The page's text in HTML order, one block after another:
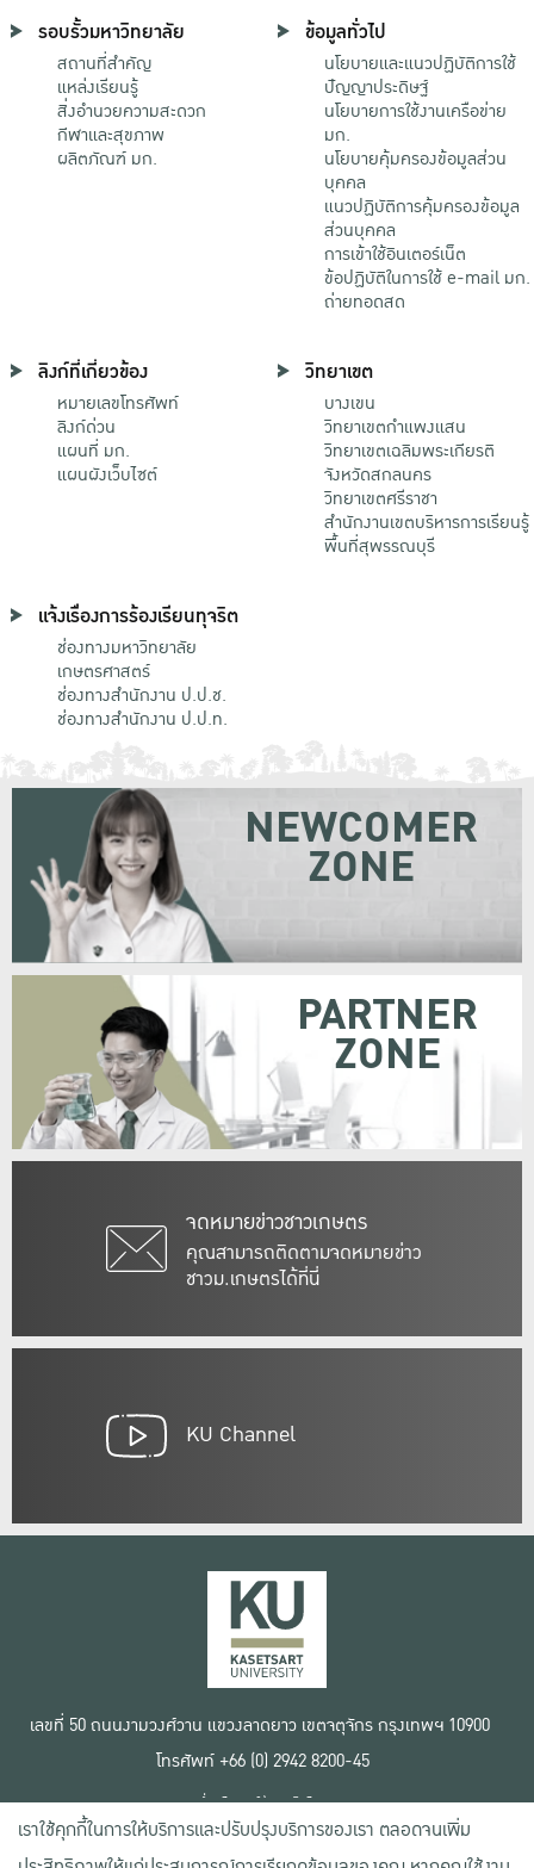
รอบรั้วมหาวิทยาลัย
สถานที่สำคัญ
แหล่งเรียนรู้
สิ่งอำนวยความสะดวก
กีฬาและสุขภาพ
ผลิตภัณฑ์ มก.
ข้อมูลทั่วไป
นโยบายและแนวปฏิบัติการใช้
ปัญญาประดิษฐ์
นโยบายการใช้งานเครือข่าย
มก.
นโยบายคุ้มครองข้อมูลส่วน
บุคคล
แนวปฏิบัติการคุ้มครองข้อมูล
ส่วนบุคคล
การเข้าใช้อินเตอร์เน็ต
ข้อปฏิบัติในการใช้ e-mail มก.
ถ่ายทอดสด
ลิงก์ที่เกี่ยวข้อง
หมายเลขโทรศัพท์
ลิงก์ด่วน
แผนที่ มก.
แผนผังเว็บไซต์
วิทยาเขต
บางเขน
วิทยาเขตกําแพงแสน
วิทยาเขตเฉลิมพระเกียรติ
จังหวัดสกลนคร
วิทยาเขตศรีราชา
สำนักงานเขตบริหารการเรียนรู้
พื้นที่สุพรรณบุรี
แจ้งเรื่องการร้องเรียนทุจริต
ช่องทางมหาวิทยาลัย
เกษตรศาสตร์
ช่องทางสำนักงาน ป.ป.ช.
ช่องทางสำนักงาน ป.ป.ท.
จดหมายข่าวชาวเกษตร
คุณสามารถติดตามจดหมายข่าว
ชาวม.เกษตรได้ที่นี่
NEWCOMER
ZONE
PARTNER
ZONE
KU Channel
เลขที่ 50 ถนนงามวงศ์วาน แขวงลาดยาว เขตจตุจักร กรุงเทพฯ 10900
โทรศัพท์ +66 (0) 2942 8200-45
เงื่อนไขการใช้งานเว็บไซต์
ข้อตกลงด้านสิทธิ์ใช้งาน
นโยบายความเป็นส่วนตัว
เราใช้คุกกี้ในการให้บริการและปรับปรุงบริการของเรา ตลอดจนเพิ่ม